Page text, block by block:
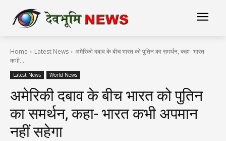
Home Latest News
अमेरिकी दबाव के बीच भारत को पुतिन का समर्थन, कहा- भारत
कभी...
Latest News World News
अमेरिकी दबाव के बीच भारत को पुतिन
का समर्थन, कहा- भारत कभी अपमान
नहीं सहेगा